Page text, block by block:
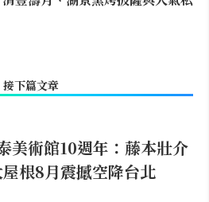
接下篇文章
美術館10週年：藤本壯介
根8月震撼空降台北